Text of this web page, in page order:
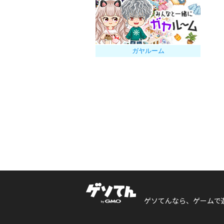
ガヤルーム
ゲソてんなら、ゲームで